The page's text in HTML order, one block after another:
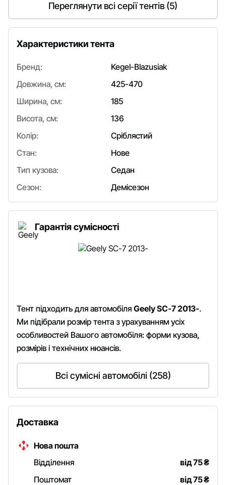
Переглянути всі серії тентів (5)
Характеристики тента
Бренд:
Kegel-Blazusiak
Довжина, см:
425-470
Ширина, см:
185
Висота, см:
136
Колір:
Сріблястий
Стан:
Нове
Тип кузова:
Седан
Сезон:
Демісезон
Гарантія сумісності
Тент підходить для автомобіля Geely SC-7 2013-.
Ми підібрали розмір тента з урахуванням усіх
особливостей Вашого автомобіля: форми кузова,
розмірів і технічних нюансів.
Всі сумісні автомобілі (258)
Доставка
Нова пошта
Відділення
від 75₴
Поштомат
від 75₴